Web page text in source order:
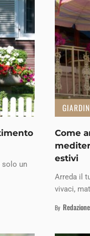
solo un
Come
estivi
Arreda il
vivaci,
By Redazione